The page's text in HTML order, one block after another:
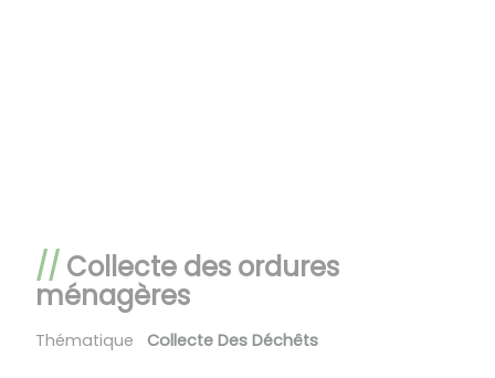
Collecte des ordures
ménagères
Thématique Collecte Des Déchêts